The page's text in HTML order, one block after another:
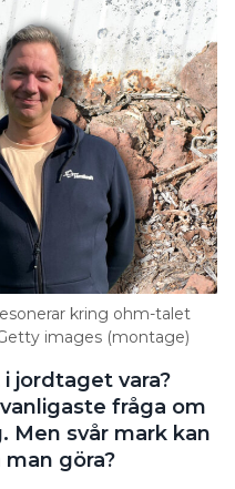
kring ohm-talet
images (montage)
jordtaget vara?
fråga om
Men svår mark kan
göra?